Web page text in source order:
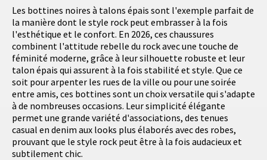
Les bottines noires à talons épais sont l'exemple parfait de
la manière dont le style rock peut embrasser à la fois
l'esthétique et le confort. En 2026, ces chaussures
combinent l'attitude rebelle du rock avec une touche de
féminité moderne, grâce à leur silhouette robuste et leur
talon épais qui assurent à la fois stabilité et style. Que ce
soit pour arpenter les rues de la ville ou pour une soirée
entre amis, ces bottines sont un choix versatile qui s'adapte
à de nombreuses occasions. Leur simplicité élégante
permet une grande variété d'associations, des tenues
casual en denim aux looks plus élaborés avec des robes,
prouvant que le style rock peut être à la fois audacieux et
subtilement chic.